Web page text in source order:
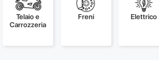
Telaio e
Carrozzeria
Freni Elettrico